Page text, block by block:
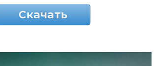
Скачать